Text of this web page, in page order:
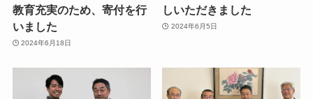
教育充実のため、寄付を行
いました
2024年6月18日
しいただきました
2024年6月5日